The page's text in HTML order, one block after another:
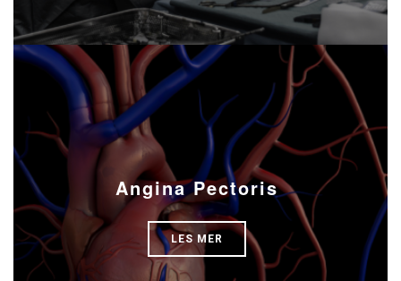
Angina Pectoris
LES MER